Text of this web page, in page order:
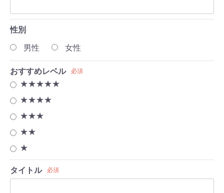
性別
男性
女性
おすすめレベル 必須
★★★★★
★★★★
★★★
★★
★
タイトル 必須